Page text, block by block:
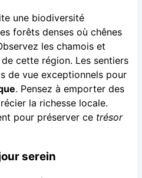
une biodiversité
forêts denses où chênes
les chamois et
cette région. Les sentiers
de vue exceptionnels pour
. Pensez à emporter des
la richesse locale.
pour préserver ce trésor
serein